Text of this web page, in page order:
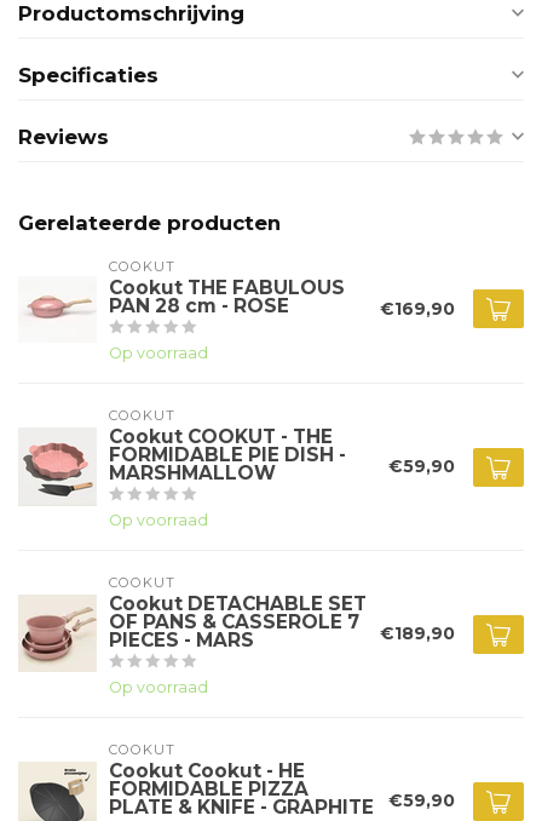
Productomschrijving
Specificaties
Reviews
Gerelateerde producten
COOKUT
Cookut THE FABULOUS
PAN 28 cm - ROSE
Op voorraad
€169,90
COOKUT
Cookut COOKUT - THE
FORMIDABLE PIE DISH -
MARSHMALLOW
Op voorraad
€59,90
COOKUT
Cookut DETACHABLE SET
OF PANS & CASSEROLE 7
PIECES - MARS
Op voorraad
€189,90
COOKUT
Cookut Cookut - HE
FORMIDABLE PIZZA
PLATE & KNIFE - GRAPHITE €59,90